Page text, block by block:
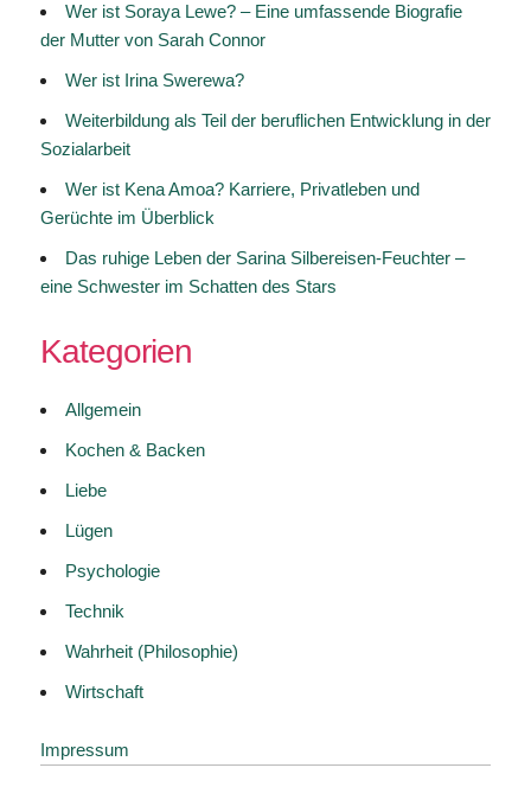
Wer ist Soraya Lewe? – Eine umfassende Biografie
der Mutter von Sarah Connor
Wer ist Irina Swerewa?
Weiterbildung als Teil der beruflichen Entwicklung in der
Sozialarbeit
Wer ist Kena Amoa? Karriere, Privatleben und
Gerüchte im Überblick
Das ruhige Leben der Sarina Silbereisen-Feuchter –
eine Schwester im Schatten des Stars
Kategorien
Allgemein
Kochen & Backen
Liebe
Lügen
Psychologie
Technik
Wahrheit (Philosophie)
Wirtschaft
Impressum